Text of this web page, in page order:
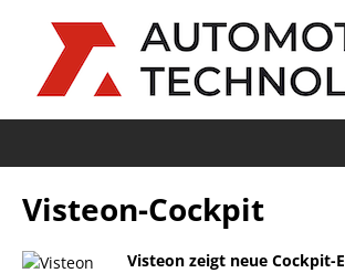
Visteon-Cockpit
Visteon zeigt neue Cockpit-